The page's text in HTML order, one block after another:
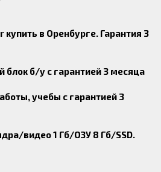
в Оренбурге. Гарантия 3
блок б/у с гарантией 3 месяца
учебы с гарантией 3
видео 1 Гб/ОЗУ 8 Гб/SSD.